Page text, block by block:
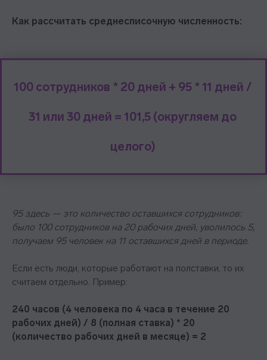
Как рассчитать среднесписочную численность:
100 сотрудников * 20 дней + 95 * 11 дней /
31 или 30 дней = 101,5 (округляем до
целого)
95 здесь — это количество оставшихся сотрудников:
было 100 сотрудников на 20 рабочих дней, уволилось 5,
получаем 95 человек на 11 оставшихся дней в периоде.
Если есть люди, которые работают на полставки, то их
считаем отдельно. Пример:
240 часов (4 человека по 4 часа в течение 20
рабочих дней) / 8 (полная ставка) * 20
(количество рабочих дней в месяце) = 2